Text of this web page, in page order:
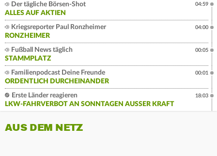
Der tägliche Börsen-Shot
ALLES AUF AKTIEN
04:59
Kriegsreporter Paul Ronzheimer
RONZHEIMER
04:00
Fußball News täglich
STAMMPLATZ
00:05
Familienpodcast Deine Freunde
ORDENTLICH DURCHEINANDER
00:01
Erste Länder reagieren
LKW-FAHRVERBOT AN SONNTAGEN AUSSER KRAFT
18:03
AUS DEM NETZ